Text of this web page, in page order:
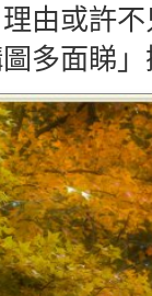
由或許
多面睇